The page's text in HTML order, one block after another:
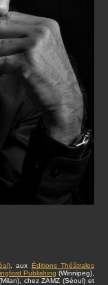
, aux Éditions Théâtrales
Publishing (Winnipeg),
chez ZAMZ (Séoul) et